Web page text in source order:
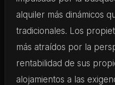
alquiler más dinámicos
tradicionales. Los
más atraídos por la
rentabilidad de sus
alojamientos a las